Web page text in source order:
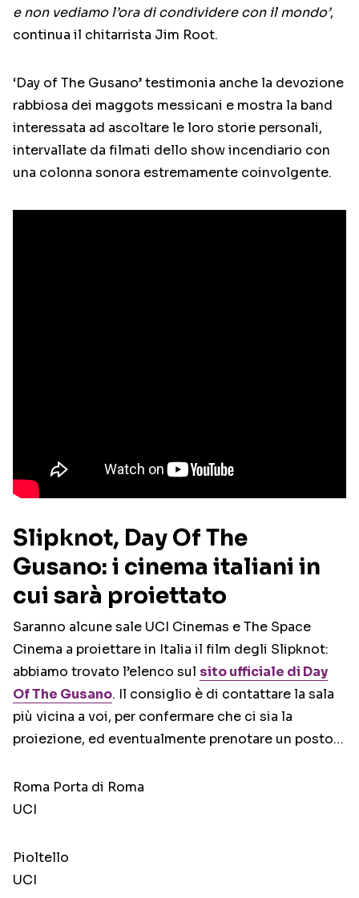
e non vediamo l’ora di condividere con il mondo’,
continua il chitarrista Jim Root.
‘Day of The Gusano’ testimonia anche la devozione
rabbiosa dei maggots messicani e mostra la band
interessata ad ascoltare le loro storie personali,
intervallate da filmati dello show incendiario con
una colonna sonora estremamente coinvolgente.
Slipknot, Day Of The
Gusano: i cinema italiani in
cui sarà proiettato
Saranno alcune sale UCI Cinemas e The Space
Cinema a proiettare in Italia il film degli Slipknot:
abbiamo trovato l’elenco sul sito ufficiale di Day
Of The Gusano. Il consiglio è di contattare la sala
più vicina a voi, per confermare che ci sia la
proiezione, ed eventualmente prenotare un posto…
Roma Porta di Roma
UCI
Pioltello
UCI